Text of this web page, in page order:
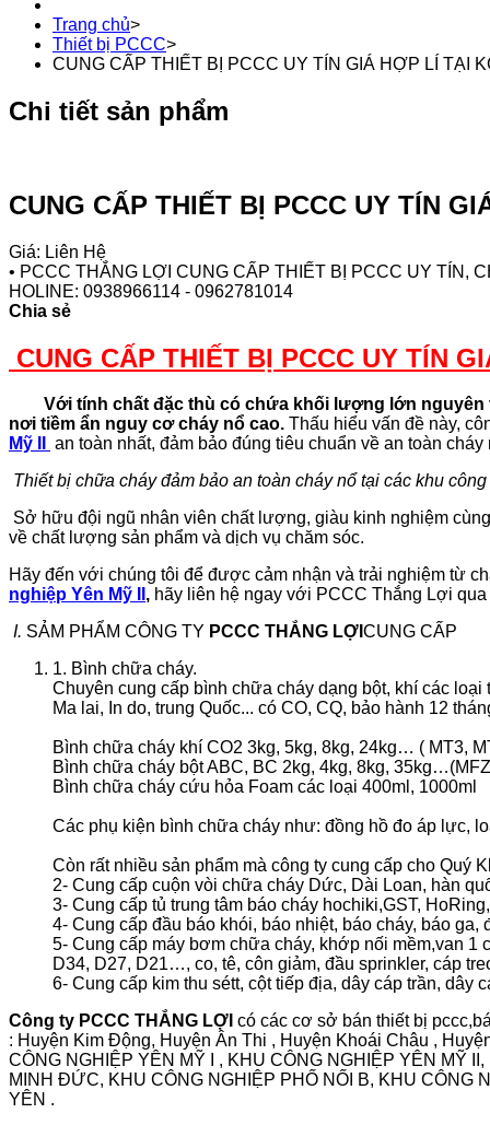
Trang chủ>
Thiết bị PCCC>
CUNG CẤP THIẾT BỊ PCCC UY TÍN GIÁ HỢP LÍ TẠI
Chi tiết sản phẩm
CUNG CẤP THIẾT BỊ PCCC UY TÍN
Giá: Liên Hệ
• PCCC THẮNG LỢI CUNG CẤP THIẾT BỊ PCCC UY TÍN,
HOLINE: 0938966114 - 0962781014
Chia sẻ
CUNG CẤP THIẾT BỊ PCCC UY TÍN
Với tính chất đặc thù có chứa khối lượng lớn nguyên
nơi tiềm ẩn nguy cơ cháy nổ cao. Thấu hiểu vấn đề này,
Mỹ II
an toàn nhất, đảm bảo đúng tiêu chuẩn về an toàn cháy
Thiết bị chữa cháy đảm bảo an toàn cháy nổ tại các khu
Sở hữu đội ngũ nhân viên chất lượng, giàu kinh nghiệm
về chất lượng sản phẩm và dịch vụ chăm sóc.
Hãy đến với chúng tôi để được cảm nhận và trải nghiệm từ
nghiệp Yên Mỹ II , hãy liên hệ ngay với PCCC Thắng Lợi
I. SẢM PHẨM CÔNG TY PCCC THẮNG LỢI CUNG CẤP
1. Bình chữa cháy.
Chuyên cung cấp bình chữa cháy dạng bột, khí các
Ma lai, In do, trung Quốc... có CO, CQ, bảo hành 12
Bình chữa cháy khí CO2 3kg, 5kg, 8kg, 24kg… ( MT3,
Bình chữa cháy bột ABC, BC 2kg, 4kg, 8kg,
Bình chữa cháy cứu hỏa Foam các loại 400ml, 1000ml
Các phụ kiện bình chữa cháy như: đồng hồ đo áp lực,
Còn rất nhiều sản phẩm mà công ty cung cấp cho Quý
2- Cung cấp cuộn vòi chữa cháy Dức, Dài Loan, hàn
3- Cung cấp tủ trung tâm báo cháy hochiki,GST,
4- Cung cấp đầu báo khói, báo nhiệt, báo cháy, báo
5- Cung cấp máy bơm chữa cháy, khớp nối mềm,van 1
D34, D27, D21…, co, tê, côn giảm, đầu sprinkler, cáp
6- Cung cấp kim thu sétt, cột tiếp địa, dây cáp trần,
Công ty PCCC THẮNG LỢI có các cơ sở bán thiết bị
: Huyện Kim Động, Huyện Ân Thi , Huyện Khoái Châu ,
CÔNG NGHIỆP YÊN MỸ I , KHU CÔNG NGHIỆP YÊN MỸ
MINH ĐỨC, KHU CÔNG NGHIỆP PHỐ NỐI B, KHU CÔNG
YÊN .